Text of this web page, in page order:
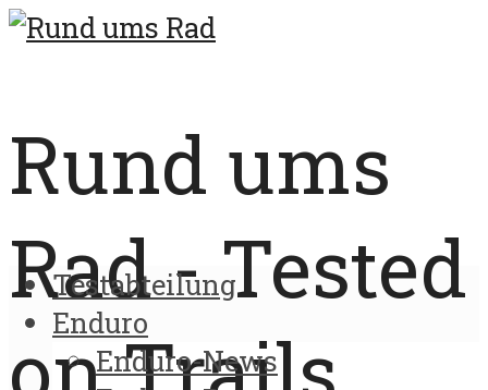
Rund ums
Rad - Tested
Testabteilung
Enduro
Enduro-News